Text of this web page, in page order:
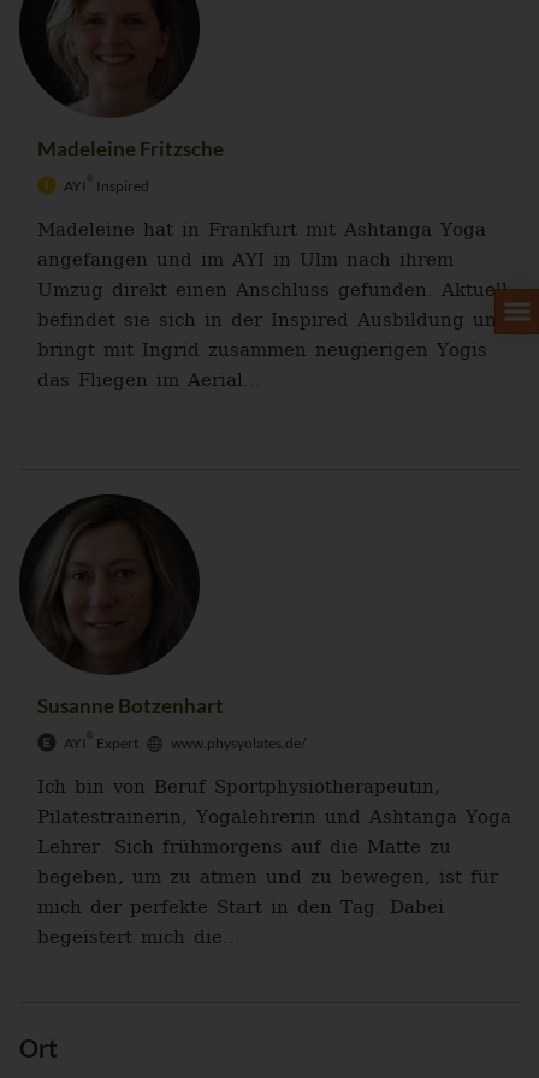
Madeleine Fritzsche
AYI ® Inspired
Madeleine hat in Frankfurt mit Ashtanga Yoga
angefangen und im AYI in Ulm nach ihrem
Umzug direkt einen Anschluss gefunden. Aktuell
befindet sie sich in der Inspired Ausbildung und
bringt mit Ingrid zusammen neugierigen Yogis
das Fliegen im Aerial...
Susanne Botzenhart
AYI ® Expert www.physyolates.de/
Ich bin von Beruf Sportphysiotherapeutin,
Pilatestrainerin, Yogalehrerin und Ashtanga Yoga
Lehrer. Sich frühmorgens auf die Matte zu
begeben, um zu atmen und zu bewegen, ist für
mich der perfekte Start in den Tag. Dabei
begeistert mich die...
Ort